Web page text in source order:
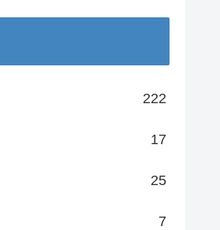
222
17
25
7